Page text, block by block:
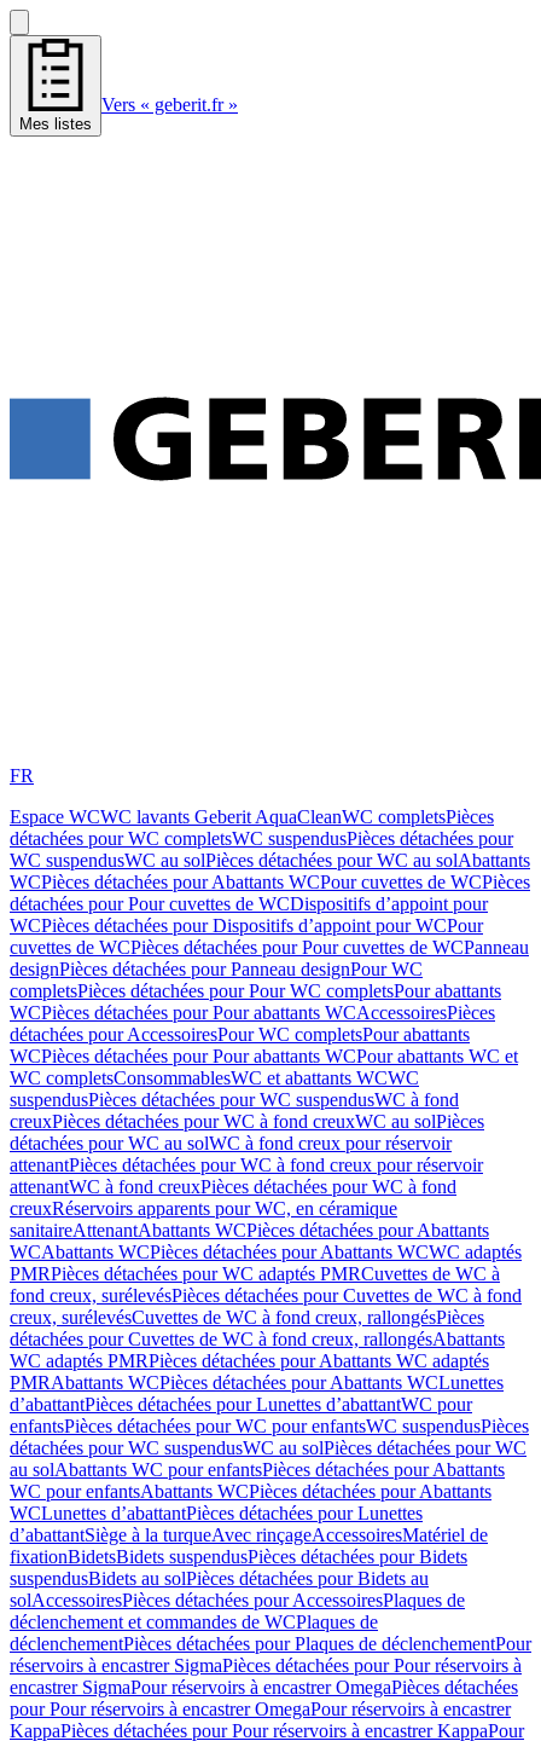
Mes listes
Vers « geberit.fr »
FR
Espace WCWC lavants Geberit AquaCleanWC completsPièces
détachées pour WC completsWC suspendusPièces détachées pour
WC suspendusWC au solPièces détachées pour WC au solAbattants
WCPièces détachées pour Abattants WCPour cuvettes de WCPièces
détachées pour Pour cuvettes de WCDispositifs d’appoint pour
WCPièces détachées pour Dispositifs d’appoint pour WCPour
cuvettes de WCPièces détachées pour Pour cuvettes de WCPanneau
designPièces détachées pour Panneau designPour WC
completsPièces détachées pour Pour WC completsPour abattants
WCPièces détachées pour Pour abattants WCAccessoiresPièces
détachées pour AccessoiresPour WC completsPour abattants
WCPièces détachées pour Pour abattants WCPour abattants WC et
WC completsConsommablesWC et abattants WCWC
suspendusPièces détachées pour WC suspendusWC à fond
creuxPièces détachées pour WC à fond creuxWC au solPièces
détachées pour WC au solWC à fond creux pour réservoir
attenantPièces détachées pour WC à fond creux pour réservoir
attenantWC à fond creuxPièces détachées pour WC à fond
creuxRéservoirs apparents pour WC, en céramique
sanitaireAttenantAbattants WCPièces détachées pour Abattants
WCAbattants WCPièces détachées pour Abattants WCWC adaptés
PMRPièces détachées pour WC adaptés PMRCuvettes de WC à
fond creux, surélevésPièces détachées pour Cuvettes de WC à fond
creux, surélevésCuvettes de WC à fond creux, rallongésPièces
détachées pour Cuvettes de WC à fond creux, rallongésAbattants
WC adaptés PMRPièces détachées pour Abattants WC adaptés
PMRAbattants WCPièces détachées pour Abattants WCLunettes
d’abattantPièces détachées pour Lunettes d’abattantWC pour
enfantsPièces détachées pour WC pour enfantsWC suspendusPièces
détachées pour WC suspendusWC au solPièces détachées pour WC
au solAbattants WC pour enfantsPièces détachées pour Abattants
WC pour enfantsAbattants WCPièces détachées pour Abattants
WCLunettes d’abattantPièces détachées pour Lunettes
d’abattantSiège à la turqueAvec rinçageAccessoiresMatériel de
fixationBidetsBidets suspendusPièces détachées pour Bidets
suspendusBidets au solPièces détachées pour Bidets au
solAccessoiresPièces détachées pour AccessoiresPlaques de
déclenchement et commandes de WCPlaques de
déclenchementPièces détachées pour Plaques de déclenchementPour
réservoirs à encastrer SigmaPièces détachées pour Pour réservoirs à
encastrer SigmaPour réservoirs à encastrer OmegaPièces détachées
pour Pour réservoirs à encastrer OmegaPour réservoirs à encastrer
KappaPièces détachées pour Pour réservoirs à encastrer KappaPour